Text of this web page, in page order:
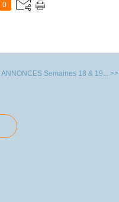
0
ANNONCES Semaines 18 & 19... >>